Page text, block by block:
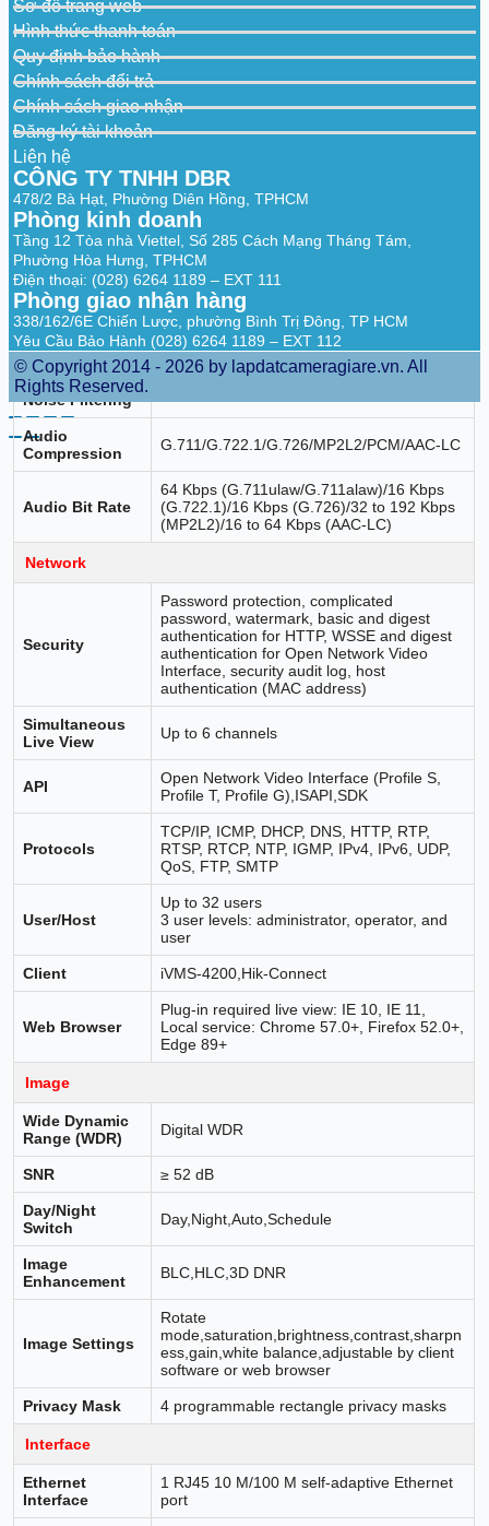
Compression
Video Bit Rate 32 Kbps to 8 Mbps
H.264 Type
H.265 Type
Bit Rate Control
Region of
Interest (ROI)
1 fixed region for main stream
Audio
Audio Type Mono sound
Audio Sampling
Rate
8 kHz/16 kHz
Environment
Noise Filtering
Audio
Compression
G.711/G.722.1/G.726/MP2L2/PCM/AAC-LC
Audio Bit Rate
64 Kbps (G.711ulaw/G.711alaw)/16 Kbps
(G.722.1)/16 Kbps (G.726)/32 to 192 Kbps
(MP2L2)/16 to 64 Kbps (AAC-LC)
Network
Security
Password protection, complicated
password, watermark, basic and digest
authentication for HTTP, WSSE and digest
authentication for Open Network Video
Interface, security audit log, host
authentication (MAC address)
Simultaneous
Live View
Up to 6 channels
API
Open Network Video Interface (Profile S,
Profile T, Profile G),ISAPI,SDK
Protocols
TCP/IP, ICMP, DHCP, DNS, HTTP, RTP,
RTSP, RTCP, NTP, IGMP, IPv4, IPv6, UDP,
QoS, FTP, SMTP
User/Host
Up to 32 users
3 user levels: administrator, operator, and
user
Client iVMS-4200,Hik-Connect
Web Browser
Plug-in required live view: IE 10, IE 11,
Local service: Chrome 57.0+, Firefox 52.0+,
Edge 89+
Image
Wide Dynamic
Range (WDR)
Digital WDR
SNR ≥ 52 dB
Day/Night
Switch
Day,Night,Auto,Schedule
Image
Enhancement
BLC,HLC,3D DNR
Image Settings
Rotate
mode,saturation,brightness,contrast,sharpn
ess,gain,white balance,adjustable by client
software or web browser
Privacy Mask 4 programmable rectangle privacy masks
Interface
Ethernet
Interface
1 RJ45 10 M/100 M self-adaptive Ethernet
port
Sơ đồ trang web
Hình thức thanh toán
Quy định bảo hành
Chính sách đổi trả
Chính sách giao nhận
Đăng ký tài khoản
Liên hệ
CÔNG TY TNHH DBR
478/2 Bà Hạt, Phường Diên Hồng, TPHCM
Phòng kinh doanh
Tầng 12 Tòa nhà Viettel, Số 285 Cách Mạng Tháng Tám,
Phường Hòa Hưng, TPHCM
Điện thoại: (028) 6264 1189 – EXT 111
Phòng giao nhận hàng
338/162/6E Chiến Lược, phường Bình Trị Đông, TP HCM
Yêu Cầu Bảo Hành (028) 6264 1189 – EXT 112
© Copyright 2014 - 2026 by lapdatcameragiare.vn. All
Rights Reserved.